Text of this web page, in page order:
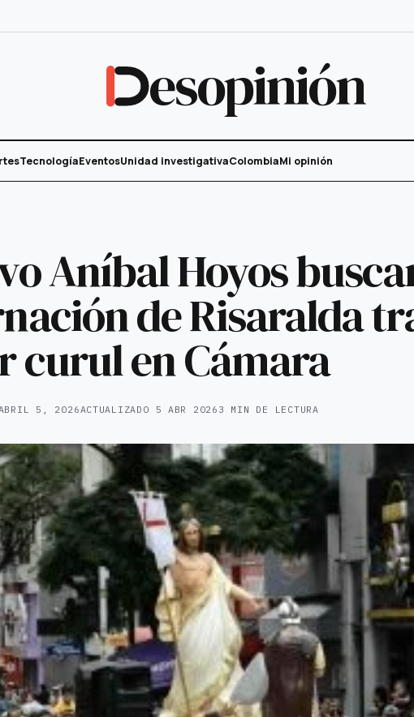
esopinión
TecnologíaEventosUnidad investigativaColombiaMi opinión
Aníbal Hoyos
de Risaralda
curul en Cámara
5, 2026ACTUALIZADO 5 ABR 2026 3 MIN DE LECTURA